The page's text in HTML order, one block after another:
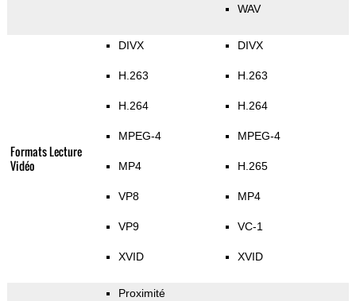
WAV
Formats Lecture
Vidéo
DIVX
H.263
H.264
MPEG-4
MP4
VP8
VP9
XVID
DIVX
H.263
H.264
MPEG-4
H.265
MP4
VC-1
XVID
Proximité